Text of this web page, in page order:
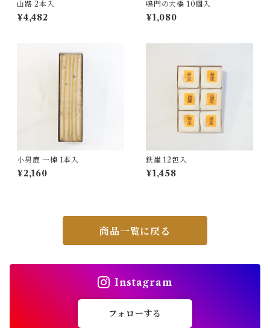
山路 2本入
¥4,482
鳴門の大橋 10個入
¥1,080
小男鹿 一棹 1本入
¥2,160
鉄崖 12包入
¥1,458
商品一覧に戻る
Instagram
フォローする